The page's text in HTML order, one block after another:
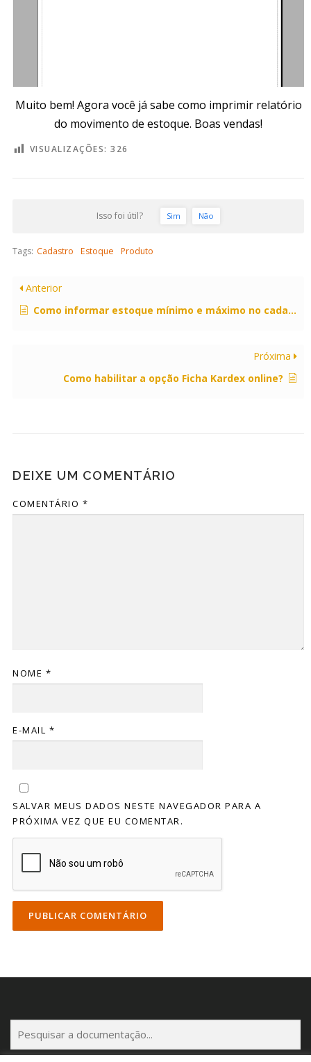
Muito bem! Agora você já sabe como imprimir relatório
do movimento de estoque. Boas vendas!
VISUALIZAÇÕES: 326
Isso foi útil? Sim Não
Tags: Cadastro Estoque Produto
Anterior
Como informar estoque mínimo e máximo no cadastro de produto?
Próxima
Como habilitar a opção Ficha Kardex online?
DEIXE UM COMENTÁRIO
COMENTÁRIO *
NOME *
E-MAIL *
SALVAR MEUS DADOS NESTE NAVEGADOR PARA A
PRÓXIMA VEZ QUE EU COMENTAR.
s